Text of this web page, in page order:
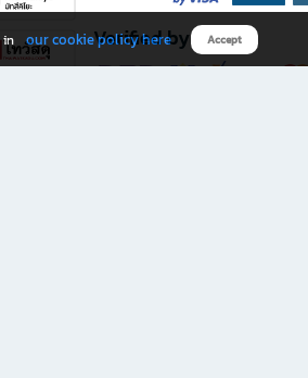
Verified by
in our cookie policy here Accept